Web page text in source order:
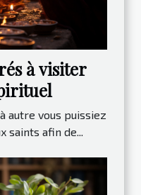
à visiter
autre vous puissiez
saints afin de...